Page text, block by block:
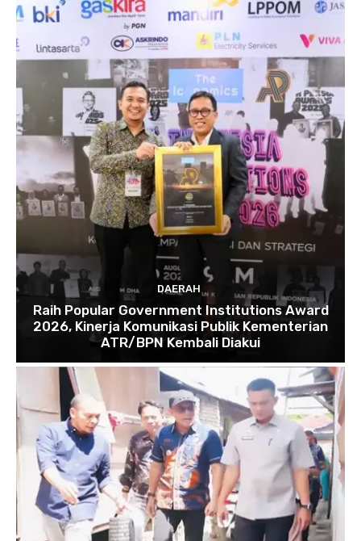
DAERAH
Raih Popular Government Institutions Award
2026, Kinerja Komunikasi Publik Kementerian
ATR/BPN Kembali Diakui